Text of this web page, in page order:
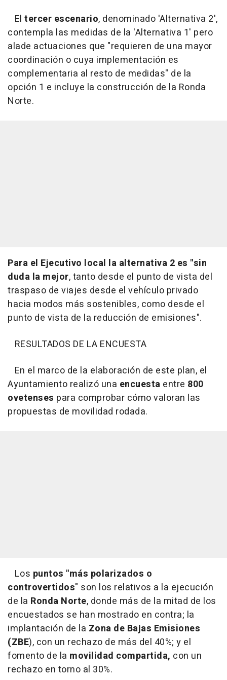
El tercer escenario, denominado 'Alternativa 2',
contempla las medidas de la 'Alternativa 1' pero
alade actuaciones que "requieren de una mayor
coordinación o cuya implementación es
complementaria al resto de medidas" de la
opción 1 e incluye la construcción de la Ronda
Norte.
Para el Ejecutivo local la alternativa 2 es "sin
duda la mejor, tanto desde el punto de vista del
traspaso de viajes desde el vehículo privado
hacia modos más sostenibles, como desde el
punto de vista de la reducción de emisiones".
RESULTADOS DE LA ENCUESTA
En el marco de la elaboración de este plan, el
Ayuntamiento realizó una encuesta entre 800
ovetenses para comprobar cómo valoran las
propuestas de movilidad rodada.
Los puntos "más polarizados o
controvertidos" son los relativos a la ejecución
de la Ronda Norte, donde más de la mitad de los
encuestados se han mostrado en contra; la
implantación de la Zona de Bajas Emisiones
(ZBE), con un rechazo de más del 40%; y el
fomento de la movilidad compartida, con un
rechazo en torno al 30%.